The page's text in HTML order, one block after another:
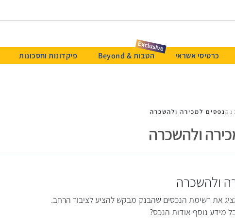
כרטיסי אשראי הטבות & Beyond פיקדונות וחסכונות
נכסים למכירה ולהשכרה
ולהשכרה
ולהשכרה
את רשימת הנכסים שהבנק מבקש להציע לציבור הרחב.
מידע נוסף אודות הנכס?